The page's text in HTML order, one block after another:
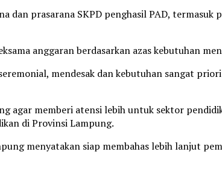
prasarana SKPD penghasil PAD, termasuk
anggaran berdasarkan azas kebutuhan
mendesak dan kebutuhan sangat
agar memberi atensi lebih untuk sektor
di Provinsi Lampung.
menyatakan siap membahas lebih lanjut